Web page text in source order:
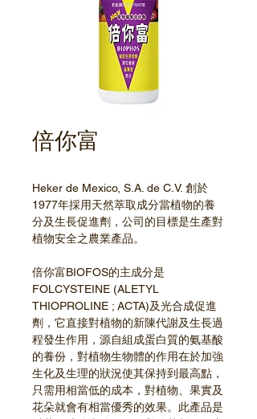
倍你富
Heker de Mexico, S.A. de C.V. 創於
1977年採用天然萃取成分當植物的養
分及生長促進劑，公司的目標是生產對
植物安全之農業產品。
倍你富BIOFOS的主成分是
FOLCYSTEINE (ALETYL
THIOPROLINE ; ACTA)及光合成促進
劑，它直接對植物的新陳代謝及生長過
程發生作用，源自組成蛋白質的氨基酸
的養份，對植物生物體的作用在於加強
生化及生理的狀況使其保持到最高點，
只需用相當低的成本，對植物、果實及
花朵就會有相當優秀的效果。此產品是